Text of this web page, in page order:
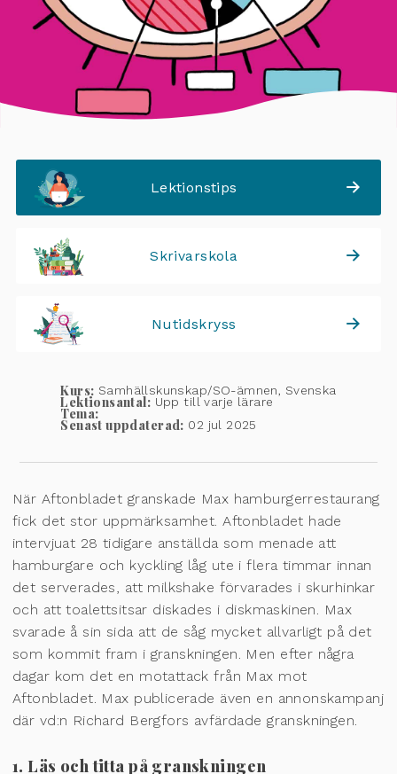
Lektionstips
Skrivarskola
Nutidskryss
Kurs: Samhällskunskap/SO-ämnen, Svenska
Lektionsantal: Upp till varje lärare
Tema:
Senast uppdaterad: 02 jul 2025
När Aftonbladet granskade Max hamburgerrestaurang
fick det stor uppmärksamhet. Aftonbladet hade
intervjuat 28 tidigare anställda som menade att
hamburgare och kyckling låg ute i flera timmar innan
det serverades, att milkshake förvarades i skurhinkar
och att toalettsitsar diskades i diskmaskinen. Max
svarade å sin sida att de såg mycket allvarligt på det
som kommit fram i granskningen. Men efter några
dagar kom det en motattack från Max mot
Aftonbladet. Max publicerade även en annonskampanj
där vd:n Richard Bergfors avfärdade granskningen.
1. Läs och titta på granskningen